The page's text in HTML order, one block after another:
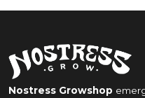
Nostress Growshop